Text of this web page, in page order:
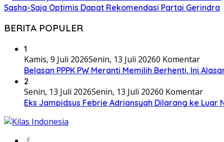
Sasha-Saja Optimis Dapat Rekomendasi Partai Gerindra
BERITA POPULER
1
Kamis, 9 Juli 2026Senin, 13 Juli 20260 Komentar
Belasan PPPK PW Meranti Memilih Berhenti, Ini
2
Senin, 13 Juli 2026Senin, 13 Juli 20260 Komentar
Eks Jampidsus Febrie Adriansyah Dilarang ke Luar